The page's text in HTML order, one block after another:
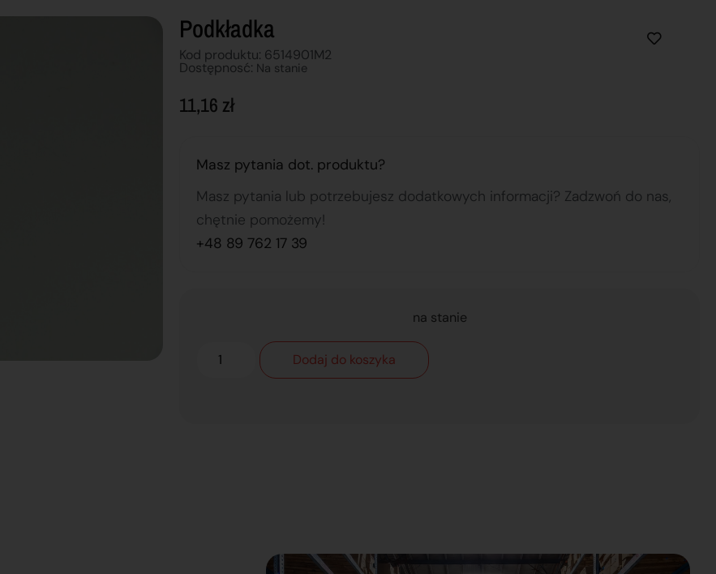
Podkładka
Kod produktu: 6514901M2
Dostępnosć: Na stanie
11,16 zł
Masz pytania dot. produktu?
Masz pytania lub potrzebujesz dodatkowych informacji? Zadzwoń do nas,
chętnie pomożemy!
+48 89 762 17 39
na stanie
Dodaj do koszyka